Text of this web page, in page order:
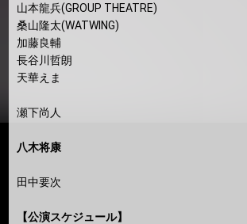
山本龍兵(GROUP THEATRE)
桑山隆太(WATWING)
加藤良輔
長谷川哲朗
天華えま
瀬下尚人
八木将康
田中要次
【公演スケジュール】